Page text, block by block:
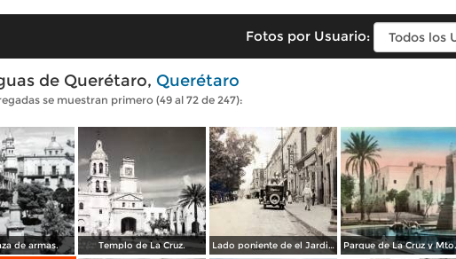
Fotos por Usuario:
de Querétaro, Querétaro
se muestran primero (49 al 72 de 247):
de armas. Templo de La Cruz. Lado poniente de el Jardin Zenea Querétaro